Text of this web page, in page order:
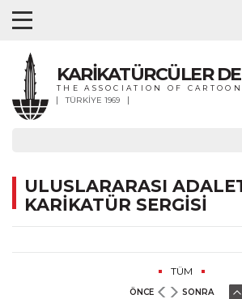
KARİKATÜRCÜLER
THE ASSOCIATION OF
TÜRKİYE 1969
ULUSLARARASI
KARİKATÜR SERGİSİ
TÜM
ÖNCE SONRA